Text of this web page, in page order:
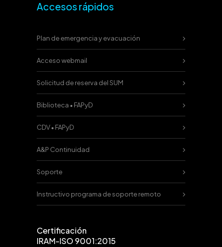
Accesos rápidos
Plan de emergencia y evacuación
Acceso webmail
Solicitud de reserva del SUM
Biblioteca • FAPyD
CDV • FAPyD
A&P Continuidad
Soporte
Instructivo programa de soporte remoto
Certificación
IRAM-ISO 9001:2015